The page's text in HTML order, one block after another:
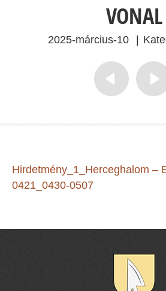
VONAL
2025-március-10
Hirdetmény_1_Herceghalom –
0421_0430-0507